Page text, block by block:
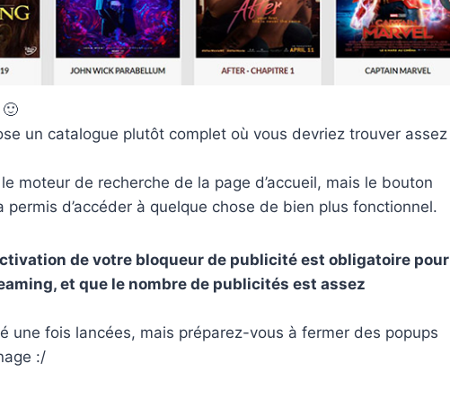
un catalogue plutôt complet où vous devriez trouver assez
moteur de recherche de la page d’accueil, mais le bouton
permis d’accéder à quelque chose de bien plus fonctionnel.
de votre bloqueur de publicité est obligatoire pour
et que le nombre de publicités est assez
une fois lancées, mais préparez-vous à fermer des popups
:/